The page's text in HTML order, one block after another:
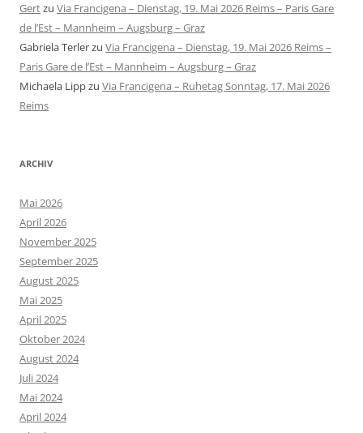
Gertzu Via Francigena – Dienstag, 19. Mai 2026 Reims – Paris Gare
de l’Est – Mannheim – Augsburg – Graz
Gabriela Terlerzu Via Francigena – Dienstag, 19. Mai 2026 Reims –
Paris Gare de l’Est – Mannheim – Augsburg – Graz
Michaela Lippzu Via Francigena – Ruhetag Sonntag, 17. Mai 2026
Reims
ARCHIV
Mai 2026
April 2026
November 2025
September 2025
August 2025
Mai 2025
April 2025
Oktober 2024
August 2024
Juli 2024
Mai 2024
April 2024